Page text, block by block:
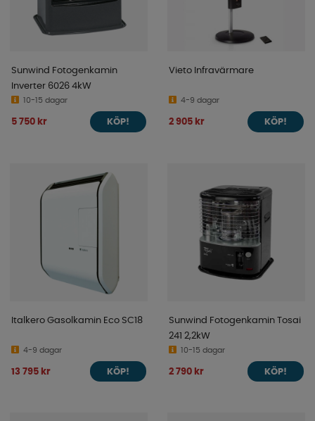
Sunwind Fotogenkamin
Inverter 6026 4kW
10-15 dagar
5 750 kr KÖP!
Vieto Infravärmare
4-9 dagar
2 905 kr KÖP!
Italkero Gasolkamin Eco SC18
4-9 dagar
13 795 kr KÖP!
Sunwind Fotogenkamin Tosai
241 2,2kW
10-15 dagar
2 790 kr KÖP!